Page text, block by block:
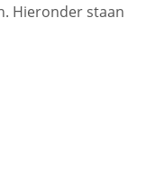
Hieronder staan